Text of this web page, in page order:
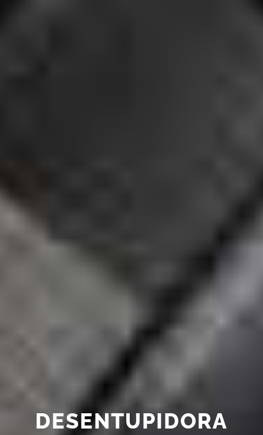
DESENTUPIDORA